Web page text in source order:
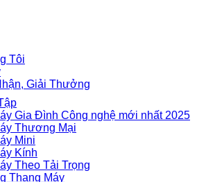
Tôi
Giải Thưởng
Gia Đình Công nghệ mới nhất 2025
Thương Mại
Mini
Kính
Theo Tải Trọng
Thang Máy